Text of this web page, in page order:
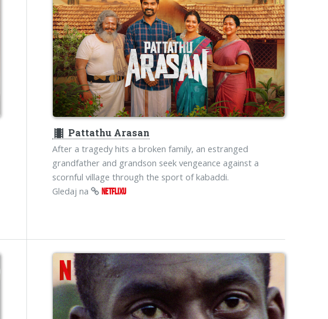
theaters Pattathu Arasan
After a tragedy hits a broken family, an estranged
grandfather and grandson seek vengeance against a
scornful village through the sport of kabaddi.
Gledaj na
NETFLIXU